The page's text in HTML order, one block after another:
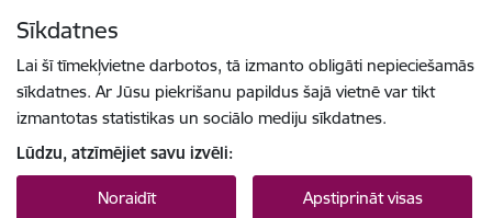
Sīkdatnes
Lai šī tīmekļvietne darbotos, tā izmanto obligāti nepieciešamās
sīkdatnes. Ar Jūsu piekrišanu papildus šajā vietnē var tikt
izmantotas statistikas un sociālo mediju sīkdatnes.
Lūdzu, atzīmējiet savu izvēli:
Noraidīt Apstiprināt visas